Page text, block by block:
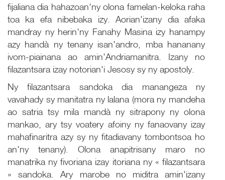
fijaliana dia hahazoan'ny olona famelan-keloka raha
toa ka efa nibebaka izy. Aorian'izany dia afaka
mandray ny herin'ny Fanahy Masina izy hanampy
azy handà ny tenany isan'andro, mba hananany
ivom-piainana ao amin'Andriamanitra. Izany no
filazantsara izay notorian'i Jesosy sy ny apostoly.
Ny filazantsara sandoka dia manangeza ny
vavahady sy manitatra ny lalana (mora ny mandeha
ao satria tsy mila mandà ny sitrapony ny olona
mankao, ary tsy voatery afoiny ny fanaovany izay
mahafinaritra azy sy ny fitadiavany tombontsoa ho
an'ny tenany). Olona anapitrisany maro no
manatrika ny fivoriana izay itoriana ny « filazantsara
» sandoka. Ary marobe no miditra amin'izany